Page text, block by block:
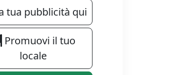
tua pubblicità qui
Promuovi il tuo
locale